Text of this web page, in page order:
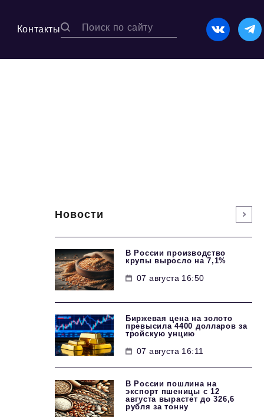
Контакты
Новости
В России производство
крупы выросло на 7,1%
07 августа 16:50
Биржевая цена на золото
превысила 4400 долларов за
тройскую унцию
07 августа 16:11
В России пошлина на
экспорт пшеницы с 12
августа вырастет до 326,6
рубля за тонну